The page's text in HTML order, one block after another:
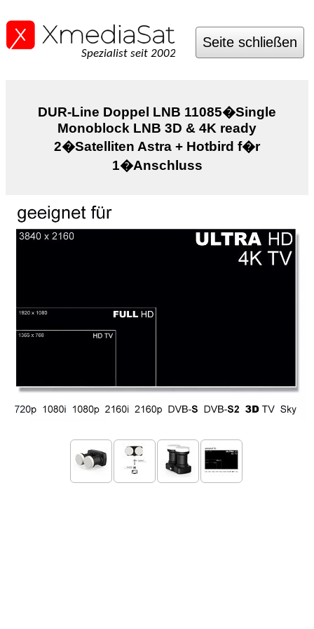
Spezialist seit 2002
Seite schließen
DUR-Line Doppel LNB 11085�Single
Monoblock LNB 3D & 4K ready
2�Satelliten Astra + Hotbird f�r
1�Anschluss